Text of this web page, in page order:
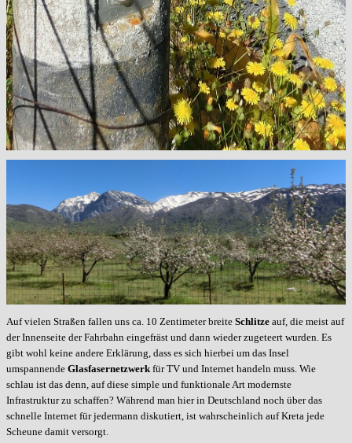
Auf vielen Straßen fallen uns ca. 10 Zentimeter breite Schlitze auf, die meist auf
der Innenseite der Fahrbahn eingefräst und dann wieder zugeteert wurden. Es
gibt wohl keine andere Erklärung, dass es sich hierbei um das Insel
umspannende Glasfasernetzwerk für TV und Internet handeln muss. Wie
schlau ist das denn, auf diese simple und funktionale Art modernste
Infrastruktur zu schaffen? Während man hier in Deutschland noch über das
schnelle Internet für jedermann diskutiert, ist wahrscheinlich auf Kreta jede
Scheune damit versorgt.